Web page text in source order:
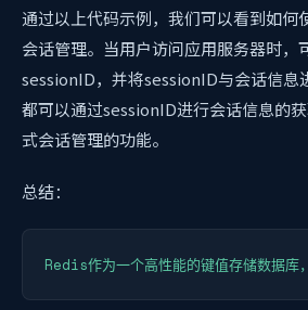
通过以上代码示例，我们可以看到如何
会话管理。当用户访问应用服务器时，
sessionID，并将sessionID与会话信息
都可以通过sessionID进行会话信息的
式会话管理的功能。
总结：
Redis作为一个高性能的键值存储数据库